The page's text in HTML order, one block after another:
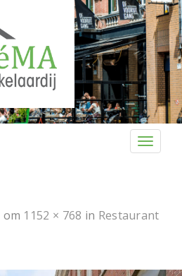
T
e
v
om 1152 × 768 in Restaurant